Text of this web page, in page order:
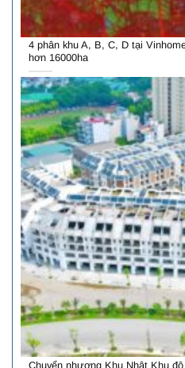
4 phân khu A, B, C, D tại
hơn 16000ha
Chuyển nhượng Khu Nhật Khu